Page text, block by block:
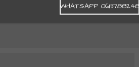
WHATSAPP 0613788248